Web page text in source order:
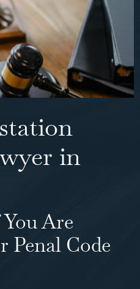
in
Are
Penal Code